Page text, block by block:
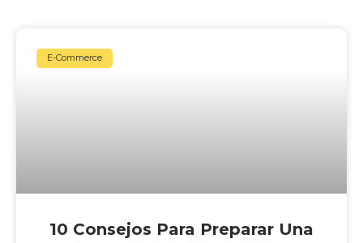
E-Commerce
10 Consejos Para Preparar Una